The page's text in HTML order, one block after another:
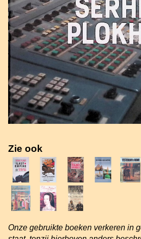
Zie ook
Onze gebruikte boeken verkeren in